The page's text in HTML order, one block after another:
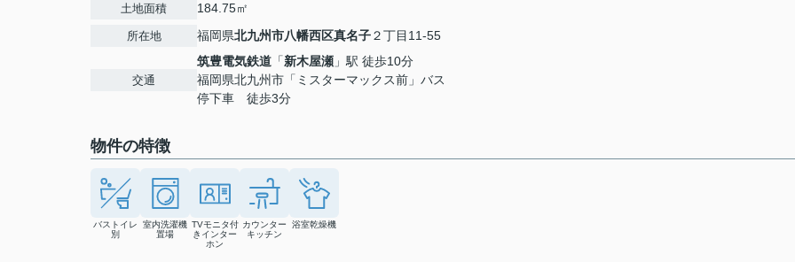
土地面積 184.75㎡
所在地 福岡県北九州市八幡西区真名子２丁目11-55
交通
筑豊電気鉄道 「新木屋瀬 」駅 徒歩10分
福岡県北九州市「ミスターマックス前」バス
停下車 徒歩3分
物件の特徴
バストイレ
別
室内洗濯機
置場
TVモニタ付
きインター
ホン
カウンター
キッチン
浴室乾燥機